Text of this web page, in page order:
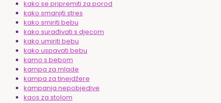
kako se pripremiti za porod
kako smanjiti stres
kako smiriti bebu
kako surađivati s djecom
kako umiriti bebu
kako uspavati bebu
kamo s bebom
kampa za mlade
kampa za tinejdžere
kampanja nepobjedive
kaos za stolom